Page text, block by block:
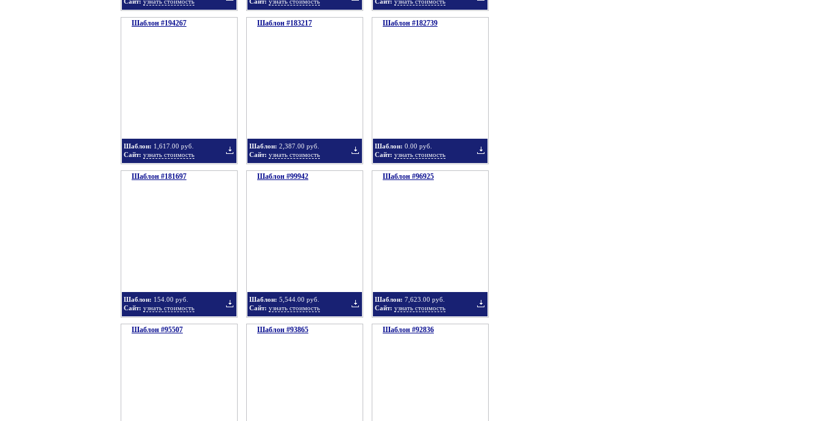
Шаблон #194267
Шаблон: 1,617.00 руб.
Сайт: узнать стоимость
Шаблон #183217
Шаблон: 2,387.00 руб.
Сайт: узнать стоимость
Шаблон #182739
Шаблон: 0.00 руб.
Сайт: узнать стоимость
Шаблон #181697
Шаблон: 154.00 руб.
Сайт: узнать стоимость
Шаблон #99942
Шаблон: 5,544.00 руб.
Сайт: узнать стоимость
Шаблон #96925
Шаблон: 7,623.00 руб.
Сайт: узнать стоимость
Шаблон #95507 Шаблон #93865 Шаблон #92836